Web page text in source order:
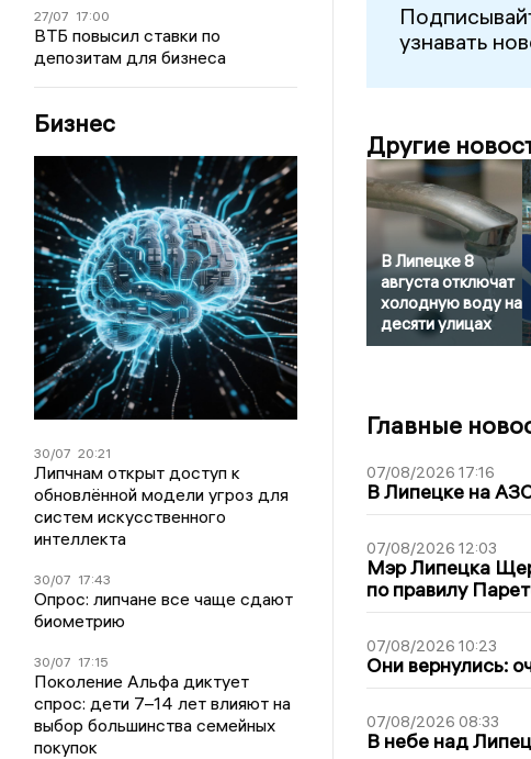
27/07 17:00
ВТБ повысил ставки по
депозитам для бизнеса
Бизнес
30/07 20:21
Липчнам открыт доступ к
обновлённой модели угроз для
систем искусственного
интеллекта
30/07 17:43
Опрос: липчане все чаще сдают
биометрию
30/07 17:15
Поколение Альфа диктует
спрос: дети 7–14 лет влияют на
выбор большинства семейных
покупок
узнавать
Другие
В Липецке 8
августа отключат
холодную воду на
десяти улицах
Главные
07/08/2026 17:16
В Липецке на
07/08/2026 12:03
Мэр Липецка
по правилу
07/08/2026 10:23
Они вернулись:
07/08/2026 08:33
В небе над